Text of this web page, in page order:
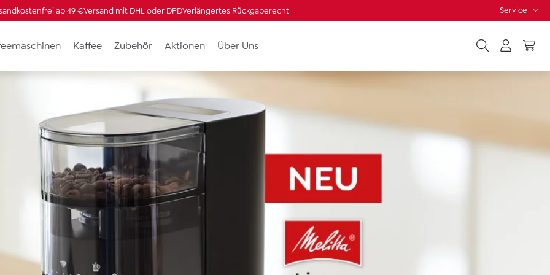
ab 49 €Versand mit DHL oder DPDVerlängertes Rückgaberecht Service
Kaffee Zubehör Aktionen Über Uns